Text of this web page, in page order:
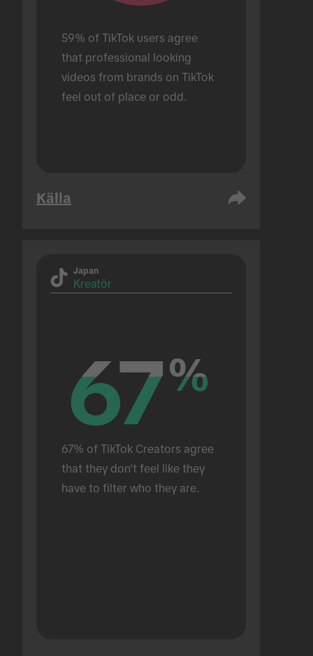
59% of TikTok users agree
that professional looking
videos from brands on TikTok
feel out of place or odd.
Källa
Japan
Kreatör
67%
67%
67% of TikTok Creators agree
that they don't feel like they
have to filter who they are.